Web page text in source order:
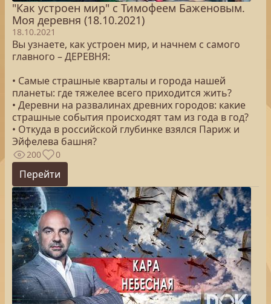
"Как устроен мир" с Тимофеем Баженовым.
Моя деревня (18.10.2021)
18.10.2021
Вы узнаете, как устроен мир, и начнем с самого
главного – ДЕРЕВНЯ:
• Самые страшные кварталы и города нашей
планеты: где тяжелее всего приходится жить?
• Деревни на развалинах древних городов: какие
страшные события происходят там из года в год?
• Откуда в российской глубинке взялся Париж и
Эйфелева башня?
200 0
Перейти